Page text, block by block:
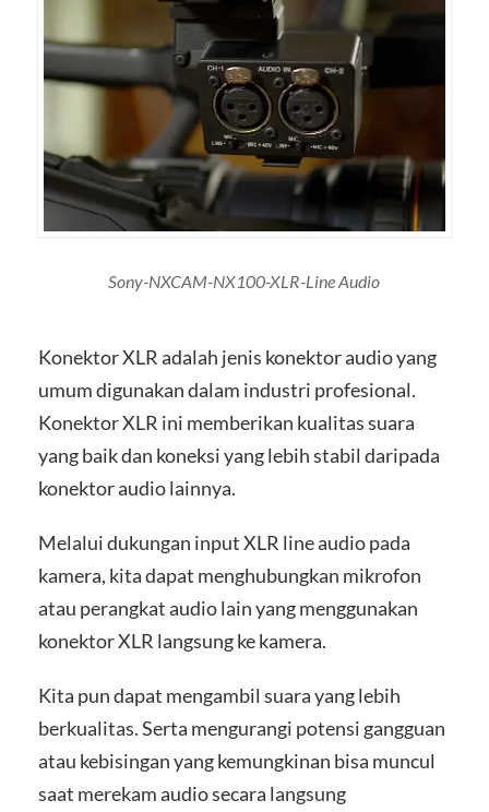
Sony-NXCAM-NX100-XLR-Line Audio
Konektor XLR adalah jenis konektor audio yang
umum digunakan dalam industri profesional.
Konektor XLR ini memberikan kualitas suara
yang baik dan koneksi yang lebih stabil daripada
konektor audio lainnya.
Melalui dukungan input XLR line audio pada
kamera, kita dapat menghubungkan mikrofon
atau perangkat audio lain yang menggunakan
konektor XLR langsung ke kamera.
Kita pun dapat mengambil suara yang lebih
berkualitas. Serta mengurangi potensi gangguan
atau kebisingan yang kemungkinan bisa muncul
saat merekam audio secara langsung